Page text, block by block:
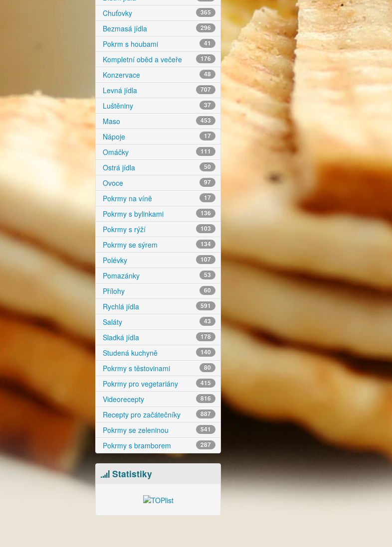
Chuťovky 365
Bezmasá jídla 296
Pokrm s houbami 41
Kompletní oběd a večeře 176
Konzervace 48
Levná jídla 707
Luštěniny 37
Maso 453
Nápoje 17
Omáčky 111
Ostrá jídla 50
Ovoce 97
Pokrmy na víně 17
Pokrmy s bylinkami 136
Pokrmy s rýží 103
Pokrmy se sýrem 134
Polévky 107
Pomazánky 53
Přílohy 60
Rychlá jídla 591
Saláty 43
Sladká jídla 178
Studená kuchyně 140
Pokrmy s těstovinami 80
Pokrmy pro vegetariány 415
Videorecepty 816
Recepty pro začátečníky 887
Pokrmy se zeleninou 541
Pokrmy s bramborem 287
Statistiky